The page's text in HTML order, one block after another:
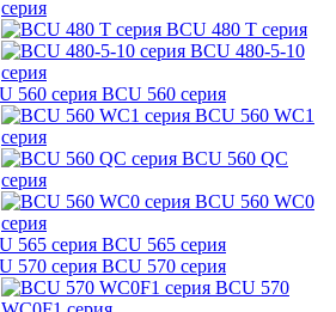
серия
BCU 480 T серия
BCU 480-5-10
серия
BCU 560 серия
BCU 560 WC1
серия
BCU 560 QC
серия
BCU 560 WC0
серия
BCU 565 серия
BCU 570 серия
BCU 570